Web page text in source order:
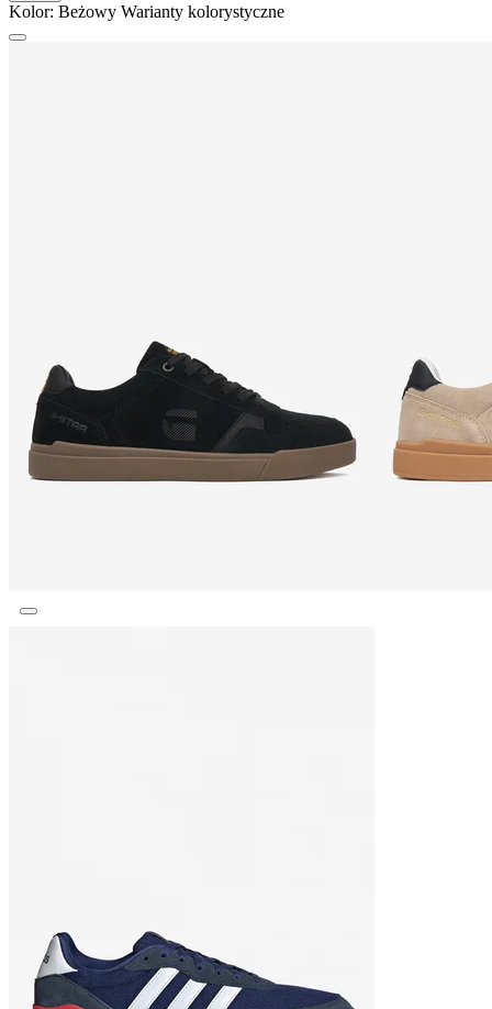
Kolor: Beżowy Warianty kolorystyczne